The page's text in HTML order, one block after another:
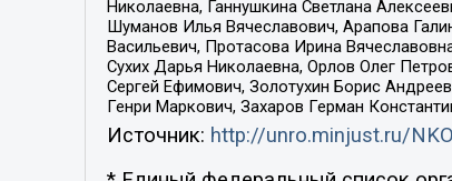
Николаевна, Ганнушкина Светлана
Шуманов Илья Вячеславович, Арапова
Васильевич, Протасова Ирина
Сухих Дарья Николаевна, Орлов Олег
Сергей Ефимович, Золотухин Борис
Генри Маркович, Захаров Герман
Источник: http://unro.minjust.ru/